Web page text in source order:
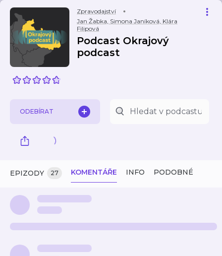
Zpravodajství
Jan Žabka, Simona Janíková, Klára
Filipová
Podcast Okrajový
podcast
ODEBÍRAT
EPIZODY 27 KOMENTÁŘE INFO PODOBNÉ